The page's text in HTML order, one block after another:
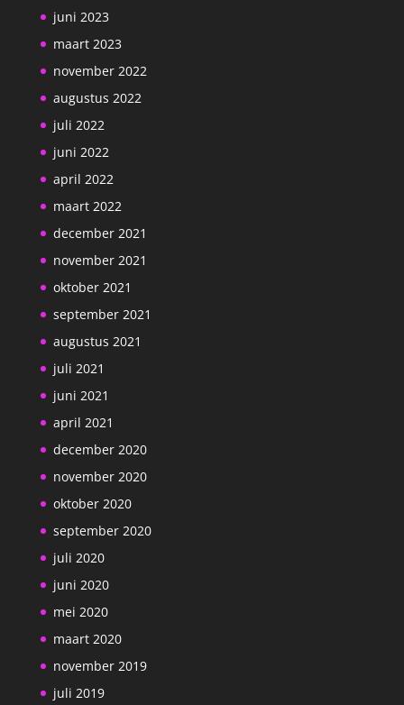
juni 2023
maart 2023
november 2022
augustus 2022
juli 2022
juni 2022
april 2022
maart 2022
december 2021
november 2021
oktober 2021
september 2021
augustus 2021
juli 2021
juni 2021
april 2021
december 2020
november 2020
oktober 2020
september 2020
juli 2020
juni 2020
mei 2020
maart 2020
november 2019
juli 2019